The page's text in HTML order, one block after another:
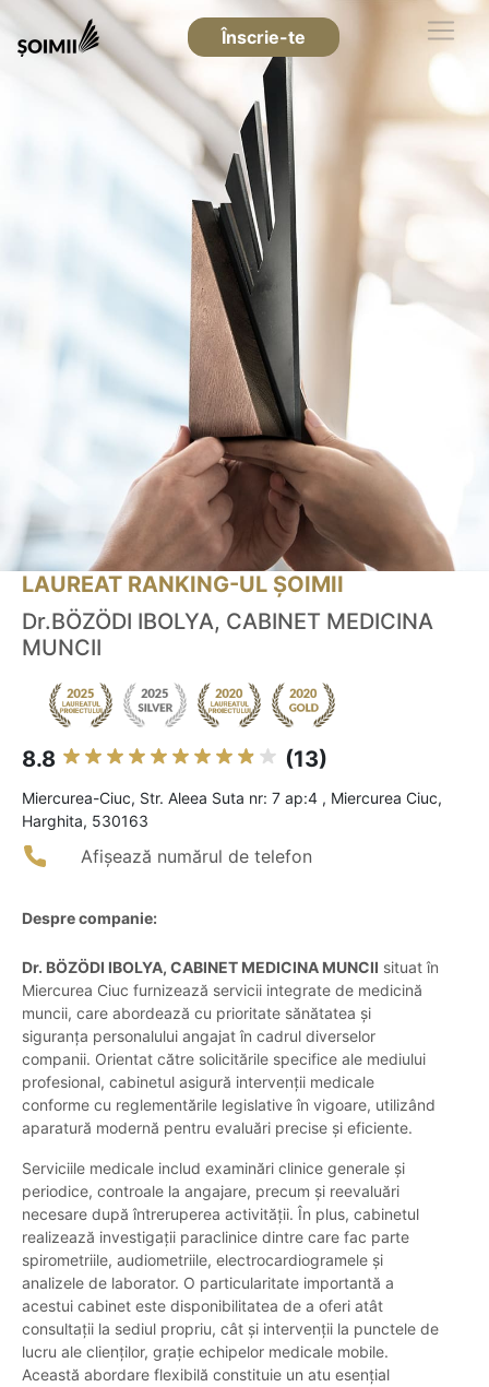
Înscrie-te
LAUREAT RANKING-UL ȘOIMII
Dr.BÖZÖDI IBOLYA, CABINET MEDICINA
MUNCII
8.8 (13)
Miercurea-Ciuc, Str. Aleea Suta nr: 7 ap:4 , Miercurea Ciuc,
Harghita, 530163
Afișează numărul de telefon
Despre companie:
Dr. BÖZÖDI IBOLYA, CABINET MEDICINA MUNCII situat în
Miercurea Ciuc furnizează servicii integrate de medicină
muncii, care abordează cu prioritate sănătatea și
siguranța personalului angajat în cadrul diverselor
companii. Orientat către solicitările specifice ale mediului
profesional, cabinetul asigură intervenții medicale
conforme cu reglementările legislative în vigoare, utilizând
aparatură modernă pentru evaluări precise și eficiente.
Serviciile medicale includ examinări clinice generale și
periodice, controale la angajare, precum și reevaluări
necesare după întreruperea activității. În plus, cabinetul
realizează investigații paraclinice dintre care fac parte
spirometriile, audiometriile, electrocardiogramele și
analizele de laborator. O particularitate importantă a
acestui cabinet este disponibilitatea de a oferi atât
consultații la sediul propriu, cât și intervenții la punctele de
lucru ale clienților, grație echipelor medicale mobile.
Această abordare flexibilă constituie un atu esențial